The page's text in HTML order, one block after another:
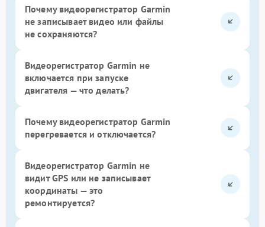
Почему видеорегистратор Garmin
не записывает видео или файлы
не сохраняются?
Видеорегистратор Garmin не
включается при запуске
двигателя — что делать?
Почему видеорегистратор Garmin
перегревается и отключается?
Видеорегистратор Garmin не
видит GPS или не записывает
координаты — это
ремонтируется?